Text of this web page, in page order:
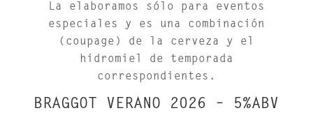
La elaboramos sólo para eventos
especiales y es una combinación
(coupage) de la cerveza y el
hidromiel de temporada
correspondientes.
BRAGGOT VERANO 2026 – 5%ABV